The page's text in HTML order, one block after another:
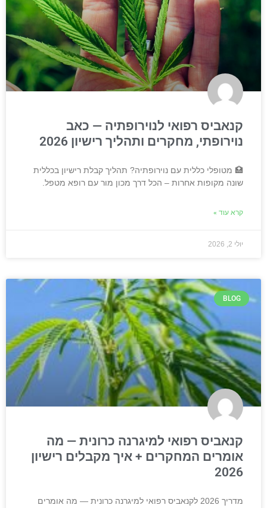
קנאביס רפואי לנוירופתיה — כאב
נוירופתי, מחקרים ותהליך רישיון 2026
🏥 מטופלי כללית עם נוירופתיה? תהליך קבלת רישיון בכללית
שונה מקופות אחרות – הכל דרך מכון מור עם רופא מטפל.
קרא עוד »
יולי 2, 2026
BLOG
קנאביס רפואי למיגרנה כרונית — מה
אומרים המחקרים + איך מקבלים רישיון
2026
מדריך 2026 לקנאביס רפואי למיגרנה כרונית — מה אומרים